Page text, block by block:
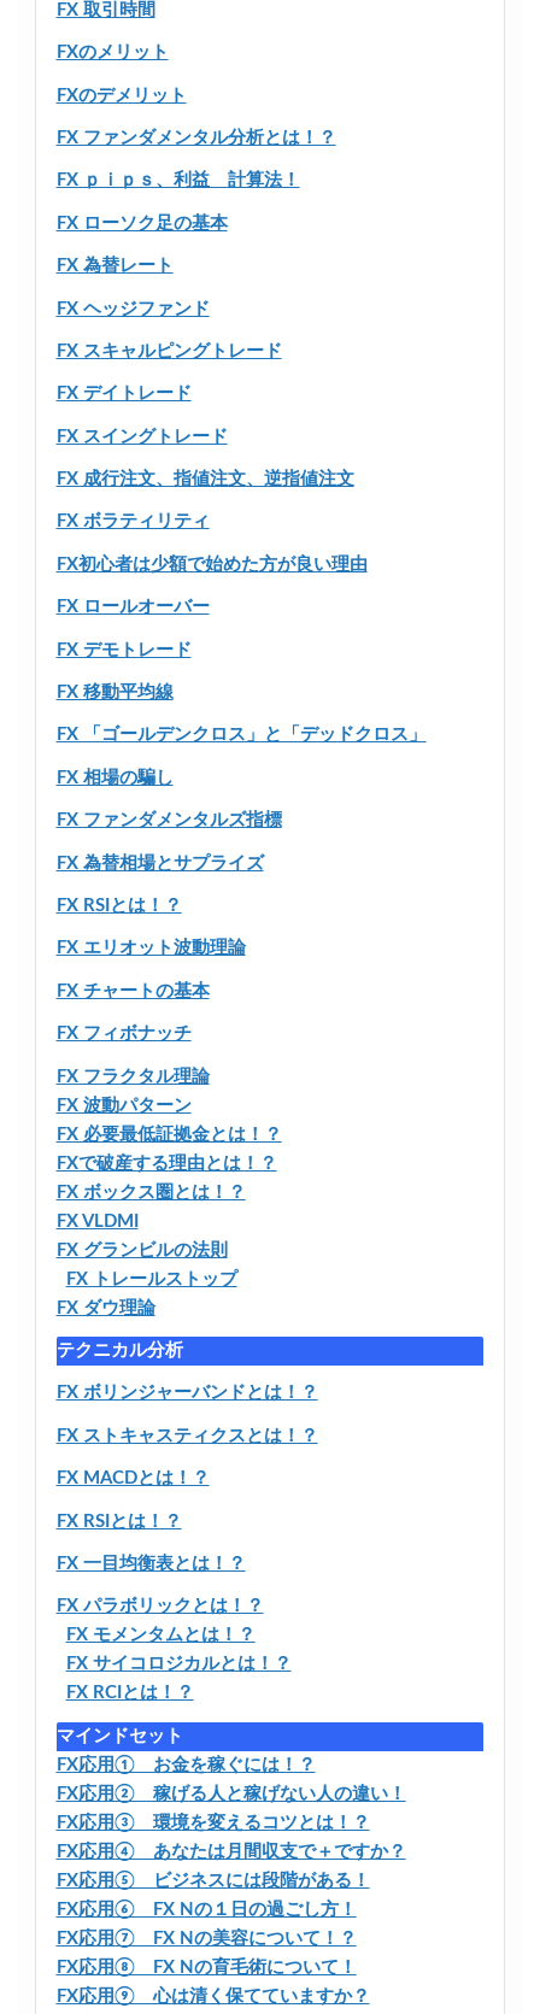
FX 取引時間
FXのメリット
FXのデメリット
FX ファンダメンタル分析とは！？
FX ｐｉｐｓ、利益 計算法！
FX ローソク足の基本
FX 為替レート
FX ヘッジファンド
FX スキャルピングトレード
FX デイトレード
FX スイングトレード
FX 成行注文、指値注文、逆指値注文
FX ボラティリティ
FX初心者は少額で始めた方が良い理由
FX ロールオーバー
FX デモトレード
FX 移動平均線
FX 「ゴールデンクロス」と「デッドクロス」
FX 相場の騙し
FX ファンダメンタルズ指標
FX 為替相場とサプライズ
FX RSIとは！？
FX エリオット波動理論
FX チャートの基本
FX フィボナッチ
FX フラクタル理論
FX 波動パターン
FX 必要最低証拠金とは！？
FXで破産する理由とは！？
FX ボックス圏とは！？
FX VLDMI
FX グランビルの法則
FX トレールストップ
FX ダウ理論
テクニカル分析
FX ボリンジャーバンドとは！？
FX ストキャスティクスとは！？
FX MACDとは！？
FX RSIとは！？
FX 一目均衡表とは！？
FX パラボリックとは！？
FX モメンタムとは！？
FX サイコロジカルとは！？
FX RCIとは！？
マインドセット
FX応用① お金を稼ぐには！？
FX応用② 稼げる人と稼げない人の違い！
FX応用③ 環境を変えるコツとは！？
FX応用④ あなたは月間収支で＋ですか？
FX応用⑤ ビジネスには段階がある！
FX応用⑥ FX Nの１日の過ごし方！
FX応用⑦ FX Nの美容について！？
FX応用⑧ FX Nの育毛術について！
FX応用⑨ 心は清く保てていますか？